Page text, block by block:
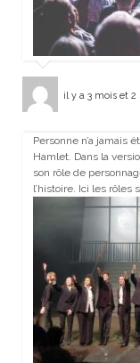
il y a 3 mois et 2
Personne n’a jamais
Hamlet. Dans la
son rôle de
l’histoire. Ici les rôles